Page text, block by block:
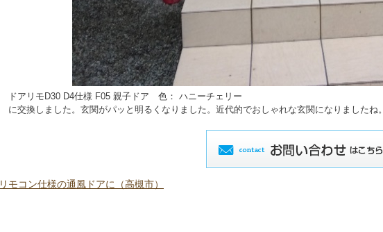
ドアリモD30 D4仕様 F05 親子ドア 色： ハニーチェリー
に交換しました。玄関がパッと明るくなりました。近代的でおしゃれな玄関になりましたね。
リモコン仕様の通風ドアに（高槻市）